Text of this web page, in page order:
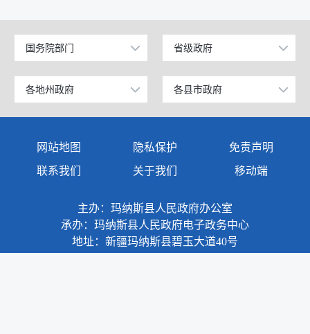
国务院部门
公安部
工业和信息化部
科学技术部
教育部
国家发展和改革委员会
省级政府
北京
上海
广东
天津
江苏
山东
浙江
各地州政府
乌鲁木齐市
博尔塔拉蒙古自治州
克拉玛依市
各县市政府
昌吉市
吉木萨尔县
奇台县
网站地图 隐私保护
免责声明
联系我们
关于我们 移动端
主办：玛纳斯县人民政府办公室
承办：玛纳斯县人民政府电子政务中心
地址：新疆玛纳斯县碧玉大道40号